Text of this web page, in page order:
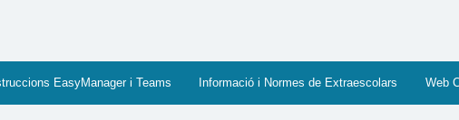
EasyManager i Teams Informació i Normes de Extraescolars Web